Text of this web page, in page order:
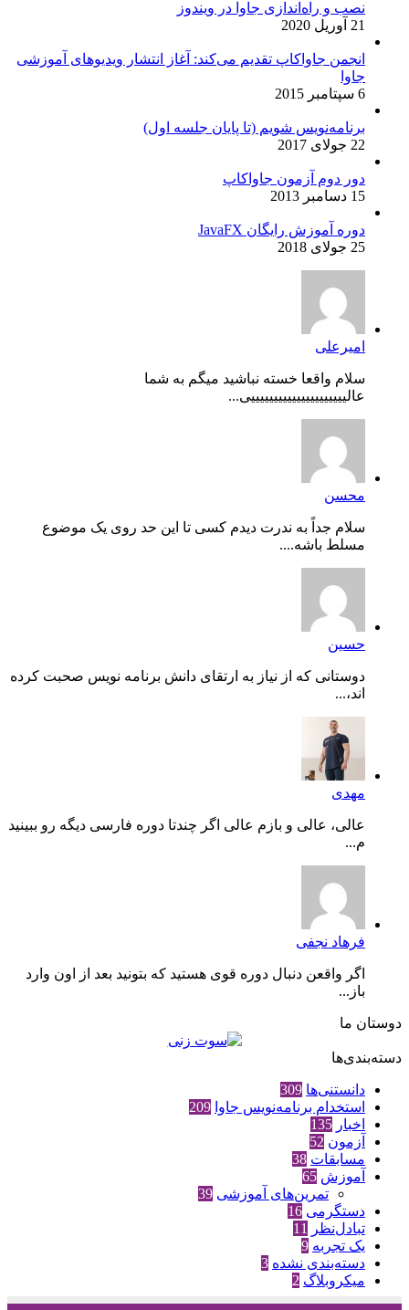
نصب و راه‌اندازی جاوا در ویندوز
21 آوریل 2020
انجمن جاواکاپ تقدیم می‌کند: آغاز انتشار ویدیوهای آموزشی
جاوا
6 سپتامبر 2015
برنامه‌نویس شویم (تا پایان جلسه اول)
22 جولای 2017
دور دوم آزمون جاواکاپ
15 دسامبر 2013
دوره آموزش رایگان JavaFX
25 جولای 2018
امیرعلی
سلام واقعا خسته نباشید میگم به شما
عالیییییییییییییییییییییی...
محسن
سلام جداً به ندرت دیدم کسی تا این حد روی یک موضوع
مسلط باشه....
حسین
دوستانی که از نیاز به ارتقای دانش برنامه نویس صحبت کرده
اند،...
مهدی
عالی، عالی و بازم عالی اگر چندتا دوره فارسی دیگه رو ببینید
م...
فرهاد نجفی
اگر واقعن دنبال دوره قوی هستید که بتونید بعد از اون وارد
باز...
دوستان ما
دسته‌بندی‌ها
دانستنی‌ها 309
استخدام برنامه‌نویس جاوا 209
اخبار 135
آزمون 52
مسابقات 38
آموزش 65
تمرین‌های آموزشی 39
دستگرمی 16
تبادل‌نظر
11
یک تجربه 9
دسته‌بندی نشده 3
میکروبلاگ 2